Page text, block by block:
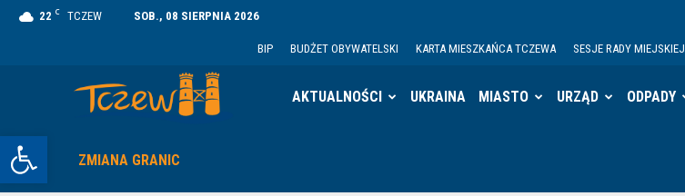
Otwórz pasek narzędzi
22 C TCZEW SOB., 08 SIERPNIA 2026
BIP BUDŻET OBYWATELSKI KARTA MIESZKAŃCA TCZEWA SESJE RADY MIEJSKIEJ
AKTUALNOŚCI UKRAINA MIASTO URZĄD ODPADY
ZMIANA GRANIC